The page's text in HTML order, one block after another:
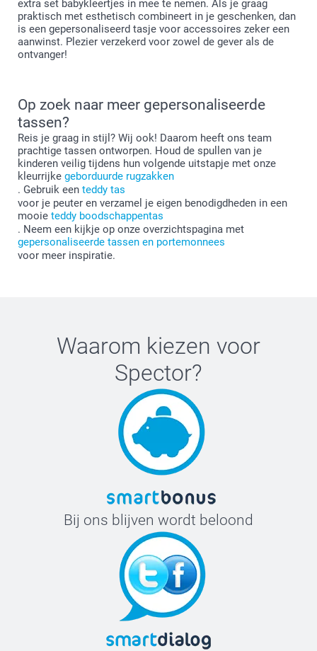
extra set babykleertjes in mee te nemen. Als je graag
praktisch met esthetisch combineert in je geschenken, dan
is een gepersonaliseerd tasje voor accessoires zeker een
aanwinst. Plezier verzekerd voor zowel de gever als de
ontvanger!
Op zoek naar meer gepersonaliseerde
tassen?
Reis je graag in stijl? Wij ook! Daarom heeft ons team
prachtige tassen ontworpen. Houd de spullen van je
kinderen veilig tijdens hun volgende uitstapje met onze
kleurrijke geborduurde rugzakken
. Gebruik een teddy tas
voor je peuter en verzamel je eigen benodigdheden in een
mooie teddy boodschappentas
. Neem een kijkje op onze overzichtspagina met
gepersonaliseerde tassen en portemonnees
voor meer inspiratie.
Waarom kiezen voor
Spector?
Bij ons blijven wordt beloond